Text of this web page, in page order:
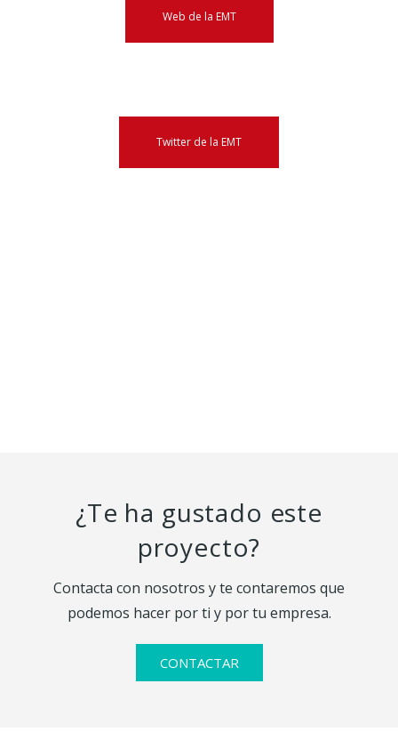
Web de la EMT
Twitter de la EMT
¿Te ha gustado este
proyecto?
Contacta con nosotros y te contaremos que
podemos hacer por ti y por tu empresa.
CONTACTAR